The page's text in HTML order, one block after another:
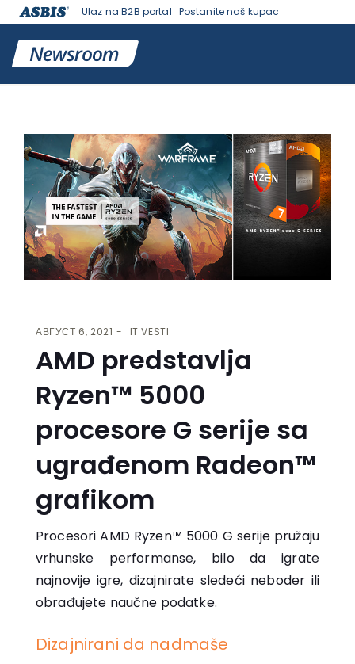
Ulaz na B2B portal Postanite naš kupac
PROCESORE G SERIJE SA UGRAĐENOM RADEON™ GRAFIKOM
АВГУСТ 6, 2021 IT VESTI
AMD predstavlja
Ryzen™ 5000
procesore G serije sa
ugrađenom Radeon™
grafikom
Procesori AMD Ryzen™ 5000 G serije pružaju
vrhunske performanse, bilo da igrate
najnovije igre, dizajnirate sledeći neboder ili
obrađujete naučne podatke.
Dizajnirani da nadmaše